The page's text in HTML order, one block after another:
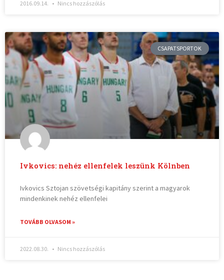
2016.09.14. Nincs hozzászólás
CSAPATSPORTOK
Ivkovics: nehéz ellenfelek leszünk Kölnben
Ivkovics Sztojan szövetségi kapitány szerint a magyarok
mindenkinek nehéz ellenfelei
TOVÁBB OLVASOM »
2022.08.30. Nincs hozzászólás